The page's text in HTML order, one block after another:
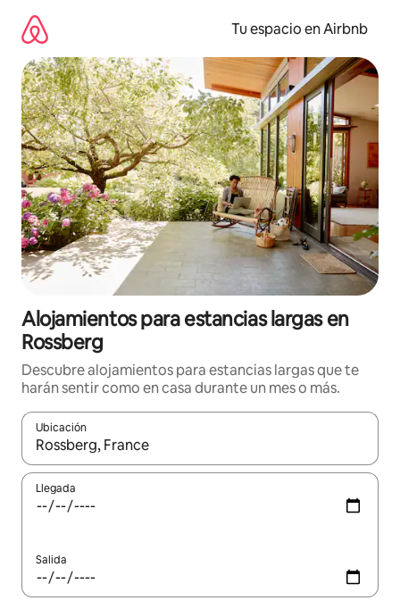
contenido
Tu espacio en Airbnb
Alojamientos para estancias largas en
Rossberg
Descubre alojamientos para estancias largas que te
harán sentir como en casa durante un mes o más.
Ubicación
Cuando los resultados estén disponibles, podrás navegar
Llegada
Salida